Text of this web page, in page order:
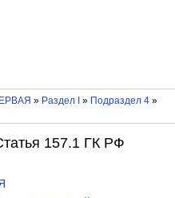
» Раздел I » Подраздел 4»
157.1 ГК РФ